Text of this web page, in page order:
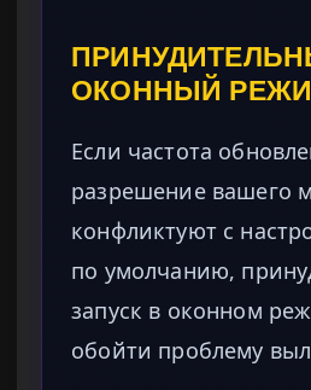
ОКОННЫЙ
Если частота
разрешение вашего
конфликтуют с
по умолчанию,
запуск в оконном
обойти проблему